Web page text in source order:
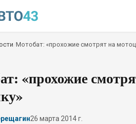
Мотобат: «прохожие смотрят на
«прохожие
26 марта 2014 г.